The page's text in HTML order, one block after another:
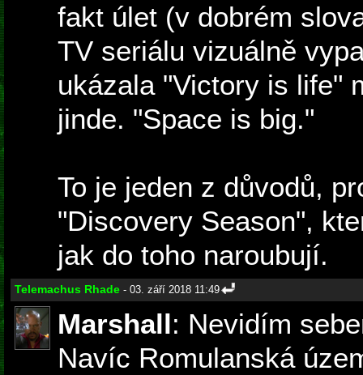
fakt úlet (v dobrém
TV seriálu vizuálně
ukázala "Victory is life"
jinde. "Space is big."
To je jeden z důvodů,
"Discovery Season",
jak do toho naroubují.
Telemachus Rhade - 03. září 2018 11:49
Marshall: Nevidím
Navíc Romulanská